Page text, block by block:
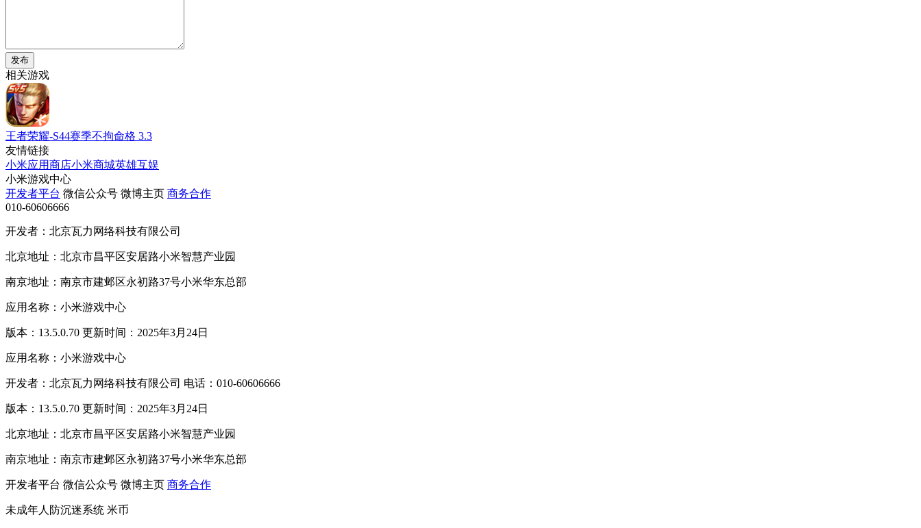
发布
相关游戏
王者荣耀-S44赛季不拘命格 3.3
友情链接
小米应用商店小米商城英雄互娱
小米游戏中心
开发者平台 微信公众号 微博主页 商务合作
010-60606666
开发者：北京瓦力网络科技有限公司
北京地址：北京市昌平区安居路小米智慧产业园
南京地址：南京市建邺区永初路37号小米华东总部
应用名称：小米游戏中心
版本：13.5.0.70 更新时间：2025年3月24日
应用名称：小米游戏中心
开发者：北京瓦力网络科技有限公司 电话：010-60606666
版本：13.5.0.70 更新时间：2025年3月24日
北京地址：北京市昌平区安居路小米智慧产业园
南京地址：南京市建邺区永初路37号小米华东总部
开发者平台 微信公众号 微博主页 商务合作
未成年人防沉迷系统 米币